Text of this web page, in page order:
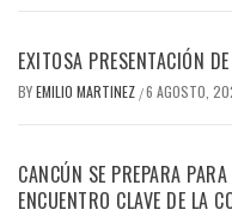
EXITOSA PRESENTACIÓN
BYEMILIO MARTINEZ /6 AGOSTO,
CANCÚN SE PREPARA
ENCUENTRO CLAVE DE LA